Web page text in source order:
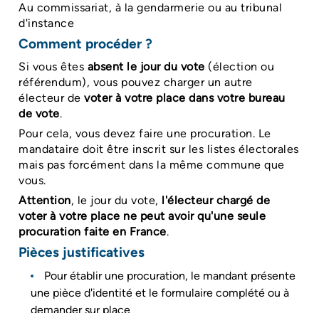
Au commissariat, à la gendarmerie ou au tribunal
d'instance
Comment procéder ?
Si vous êtes absent le jour du vote (élection ou
référendum), vous pouvez charger un autre
électeur devoter à votre place dans votre bureau
de vote.
Pour cela, vous devez faire une procuration. Le
mandataire doit être inscrit sur les listes électorales
mais pas forcément dans la même commune que
vous.
Attention, le jour du vote, l'électeur chargé de
voter à votre place ne peut avoir qu'une seule
procuration faite en France.
Pièces justificatives
Pour établir une procuration, le mandant présente
une pièce d'identité et le formulaire complété ou à
demander sur place